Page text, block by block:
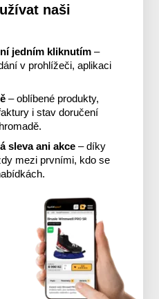
naši
jedním kliknutím –
v prohlížeči, aplikaci
– oblíbené produkty,
i stav doručení
sleva ani akce – díky
mezi prvními, kdo se